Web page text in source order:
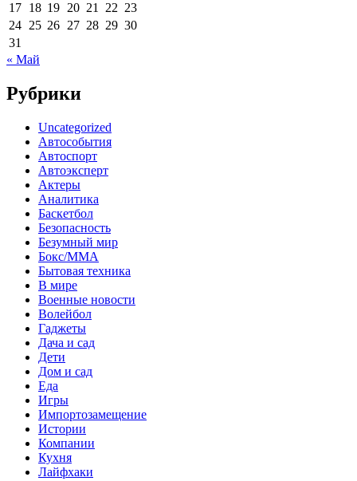
17 18 19 20 21 22 23
24 25 26 27 28 29 30
31
« Май
Рубрики
Uncategorized
Автособытия
Автоспорт
Автоэксперт
Актеры
Аналитика
Баскетбол
Безопасность
Безумный мир
Бокс/MMA
Бытовая техника
В мире
Военные новости
Волейбол
Гаджеты
Дача и сад
Дети
Дом и сад
Еда
Игры
Импортозамещение
Истории
Компании
Кухня
Лайфхаки